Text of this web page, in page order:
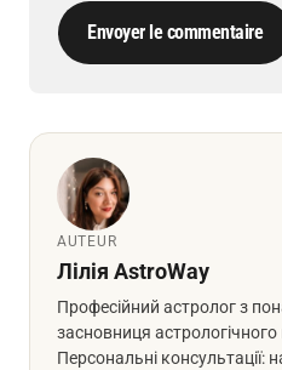
Envoyer le commentaire
AUTEUR
Лілія AstroWay
Професійний астролог з
засновниця
Персональні консультації: